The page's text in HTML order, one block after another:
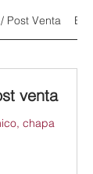
Post Venta
venta
chapa